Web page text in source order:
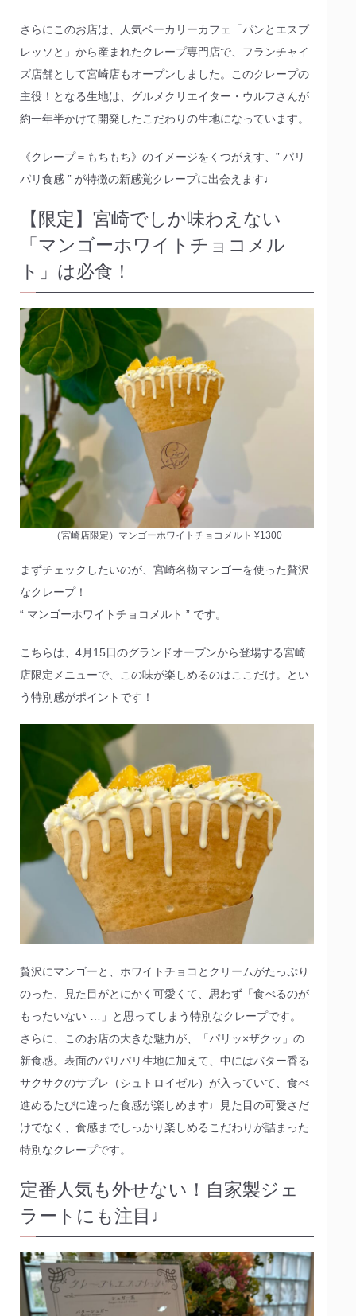
さらにこのお店は、人気ベーカリーカフェ「パンとエスプ
レッソと」から産まれたクレープ専門店で、フランチャイ
ズ店舗として宮崎店もオープンしました。このクレープの
主役！となる生地は、グルメクリエイター・ウルフさんが
約一年半かけて開発したこだわりの生地になっています。
《クレープ＝もちもち》のイメージをくつがえす、” パリ
パリ食感 ” が特徴の新感覚クレープに出会えます♩
【限定】宮崎でしか味わえない
「マンゴーホワイトチョコメル
ト」は必食！
（宮崎店限定）マンゴーホワイトチョコメルト ¥1300
まずチェックしたいのが、宮崎名物マンゴーを使った贅沢
なクレープ！
“ マンゴーホワイトチョコメルト ” です。
こちらは、4月15日のグランドオープンから登場する宮崎
店限定メニューで、この味が楽しめるのはここだけ。とい
う特別感がポイントです！
贅沢にマンゴーと、ホワイトチョコとクリームがたっぷり
のった、見た目がとにかく可愛くて、思わず「食べるのが
もったいない …」と思ってしまう特別なクレープです。
さらに、このお店の大きな魅力が、「パリッ×ザクッ」の
新食感。表面のパリパリ生地に加えて、中にはバター香る
サクサクのサブレ（シュトロイゼル）が入っていて、食べ
進めるたびに違った食感が楽しめます♩見た目の可愛さだ
けでなく、食感までしっかり楽しめるこだわりが詰まった
特別なクレープです。
定番人気も外せない！自家製ジェ
ラートにも注目♩